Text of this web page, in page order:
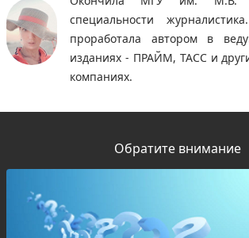
специальности
проработала автором в
изданиях - ПРАЙМ, ТАСС и
компаниях.
Обратите внимание